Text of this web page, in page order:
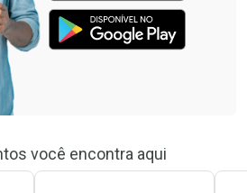
você encontra aqui